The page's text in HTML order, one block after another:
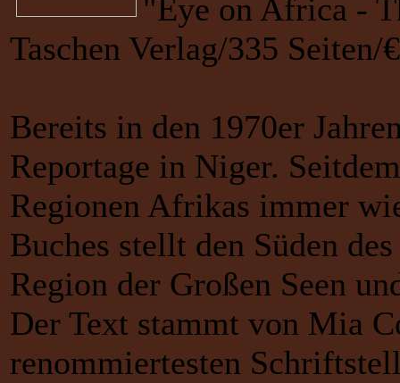
"Eye on Africa -
Taschen Verlag/335
Bereits in den 1970er
Reportage in Niger.
Regionen Afrikas immer
Buches stellt den Süden
Region der Großen Seen
Der Text stammt von Mia
renommiertesten